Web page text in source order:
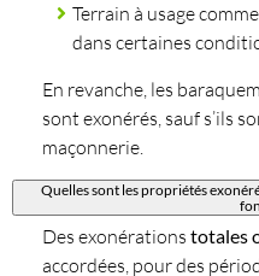
Terrain à usage
dans certaines
En revanche, les
sont exonérés, sauf s’ils
maçonnerie.
Quelles sont les propriétés
Des exonérations totales
accordées, pour des